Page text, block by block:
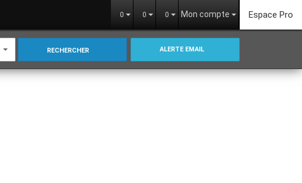
0 Mon compte Espace Pro
RECHERCHER ALERTE EMAIL